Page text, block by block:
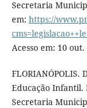
Secretaria
em: https://
Acesso em: 10 out.
FLORIANÓPOLIS.
Educação Infantil.
Secretaria